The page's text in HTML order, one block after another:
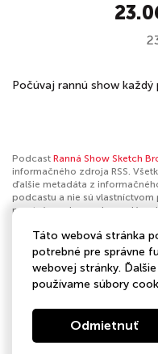
Počúvaj rannú show
Podcast Ranná Show Sketch
informačného zdroja RSS.
ďalšie metadáta z
podcastu a nie sú
nevytvára ani nezodpovedá za
nahlásiť obsah. Ak je toto tvoj
profilomklikni sem.
Autor:Europa 2
Kategórie:
Táto webová stránka
potrebné pre správne
webovej stránky.
používame súbory
Odmietnuť